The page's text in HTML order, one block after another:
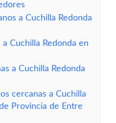
a Cuchilla Redonda
Cuchilla Redonda en
a Cuchilla Redonda
cercanas a Cuchilla
Provincia de Entre